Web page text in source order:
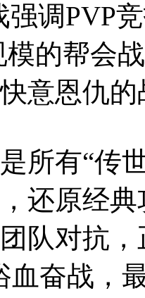
强调PVP
的帮会
意恩仇
所有“传
还原经
队对抗
血奋战，